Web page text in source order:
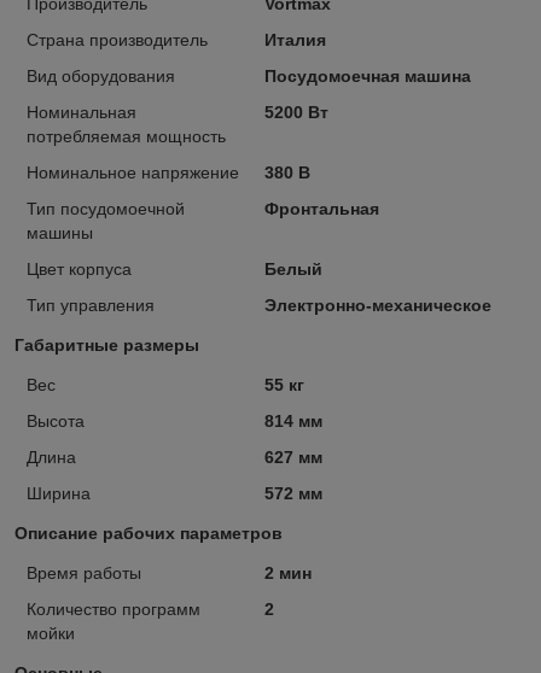
Страна производитель
Италия
Вид оборудования
Посудомоечная машина
Номинальная
потребляемая мощность
5200 Вт
Номинальное напряжение
380 В
Тип посудомоечной
машины
Фронтальная
Цвет корпуса
Белый
Тип управления
Электронно-механическое
Габаритные размеры
Вес
55 кг
Высота
814 мм
Длина
627 мм
Ширина
572 мм
Описание рабочих параметров
Время работы
2 мин
Количество программ
мойки
2